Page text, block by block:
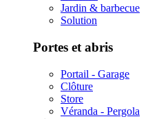
Jardin & barbecue
Solution
Portes et abris
Portail - Garage
Clôture
Store
Véranda - Pergola